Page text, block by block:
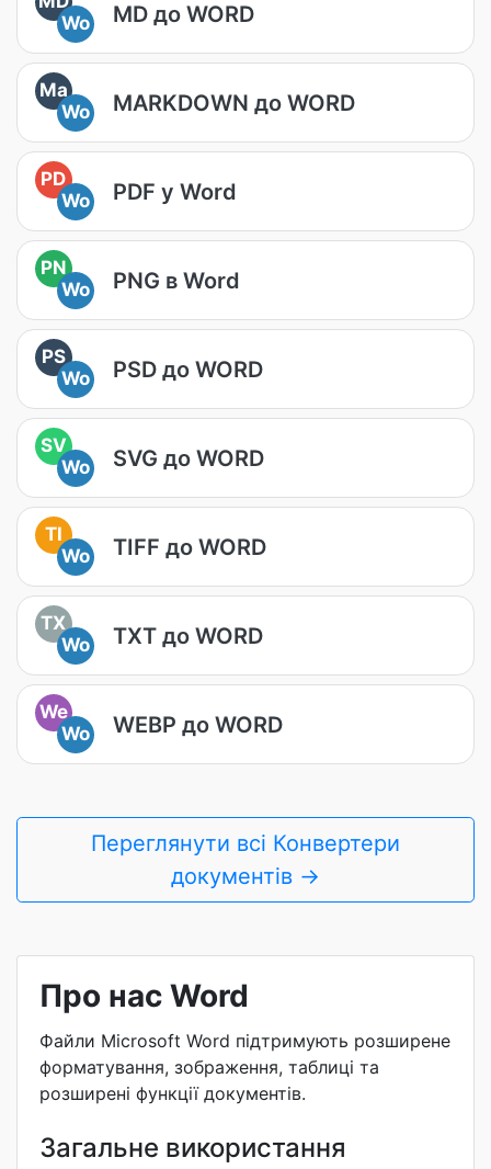
Wo
MD до WORD
Ma
Wo
MARKDOWN до WORD
PD
Wo
PDF у Word
PN
Wo
PNG в Word
PS
Wo
PSD до WORD
SV
Wo
SVG до WORD
TI
Wo
TIFF до WORD
TX
Wo
TXT до WORD
We
Wo
WEBP до WORD
Переглянути всі Конвертери
документів →
Про нас Word
Файли Microsoft Word підтримують розширене
форматування, зображення, таблиці та
розширені функції документів.
Загальне використання